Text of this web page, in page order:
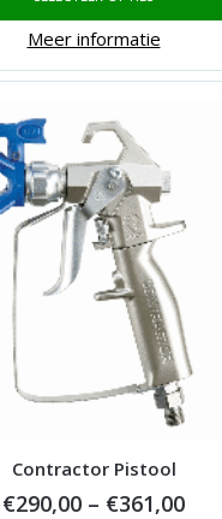
€32,00.
Meer informatie
Contractor Pistool
€290,00 – €361,00Price